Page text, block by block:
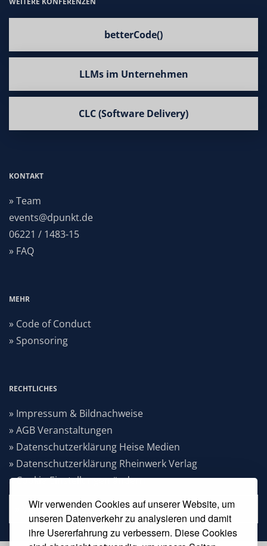
Wir verwenden Cookies auf unserer Website, um
unseren Datenverkehr zu analysieren und damit
ihre Usererfahrung zu verbessern. Diese Cookies
betterCode()
LLMs im Unternehmen
CLC (Software Delivery)
KONTAKT
» Team
events@dpunkt.de
06221 / 1483-15
» FAQ
MEHR
» Code of Conduct
» Sponsoring
RECHTLICHES
» Impressum & Bildnachweise
» AGB Veranstaltungen
» Datenschutzerklärung Heise Medien
» Datenschutzerklärung Rheinwerk Verlag
» Cookie-Einstellungen ändern
» Vertrag widerrufen